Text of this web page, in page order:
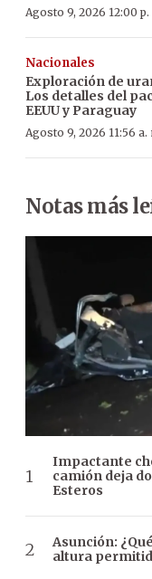
Agosto 9, 2026 12:00 p.
Nacionales
Exploración de
Los detalles del
EEUU y Paraguay
Agosto 9, 2026 11:56 a.
Notas más
Impactante
camión deja
Esteros
Asunción:
altura